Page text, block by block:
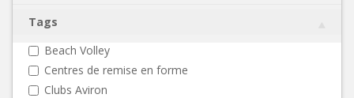
Tags
Beach Volley
Centres de remise en forme
Clubs Aviron